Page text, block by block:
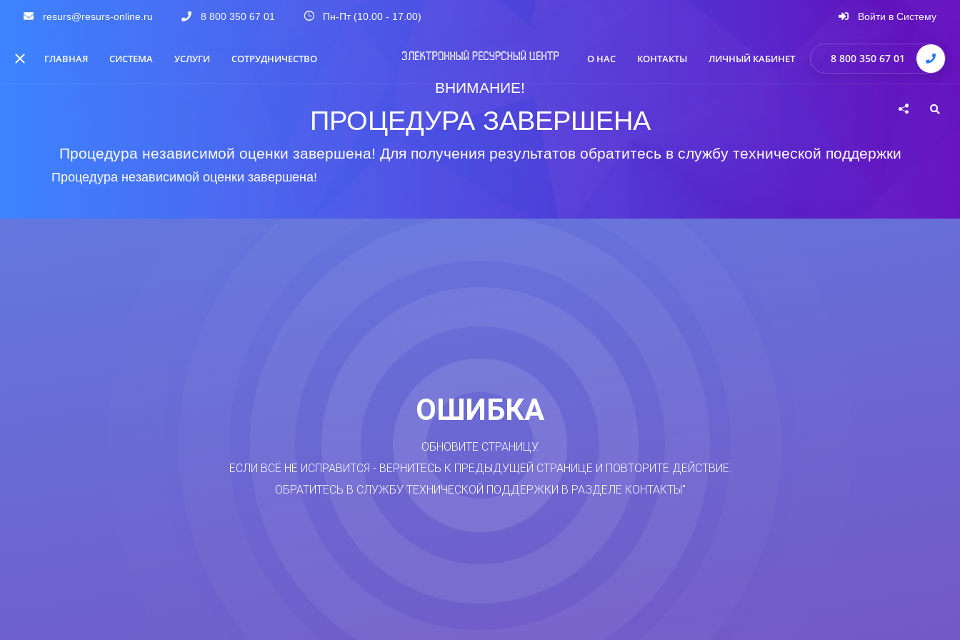
resurs@resurs-online.ru 8 800 350 67 01 Пн-Пт (10.00 - 17.00) Войти в Систему
ГЛАВНАЯ СИСТЕМА УСЛУГИ СОТРУДНИЧЕСТВО О НАС КОНТАКТЫ ЛИЧНЫЙ КАБИНЕТ 8 800 350 67 01
ВНИМАНИЕ!
ПРОЦЕДУРА ЗАВЕРШЕНА
Процедура независимой оценки завершена! Для получения результатов обратитесь в службу технической поддержки
Процедура независимой оценки завершена!
ОШИБКА
ОБНОВИТЕ СТРАНИЦУ.
ЕСЛИ ВСЁ НЕ ИСПРАВИТСЯ - ВЕРНИТЕСЬ К ПРЕДЫДУЩЕЙ СТРАНИЦЕ И ПОВТОРИТЕ ДЕЙСТВИЕ.
ОБРАТИТЕСЬ В СЛУЖБУ ТЕХНИЧЕСКОЙ ПОДДЕРЖКИ В РАЗДЕЛЕ КОНТАКТЫ"